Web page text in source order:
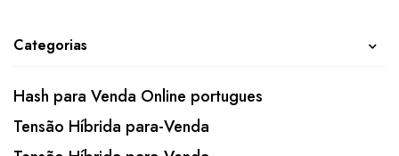
Categorias
Hash para Venda Online portugues
Tensão Híbrida para-Venda